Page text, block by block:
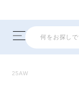
25AW